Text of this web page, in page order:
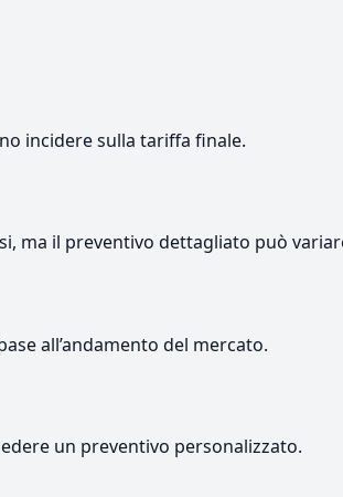
incidere sulla tariffa finale.
ma il preventivo dettagliato può
all’andamento del mercato.
un preventivo personalizzato.